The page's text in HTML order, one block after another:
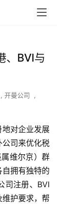
、BVI与
, 开曼公司
,
对企业发展
司来优化税
维尔京）群
拥有独特的
司注册、BVI
护要求，帮